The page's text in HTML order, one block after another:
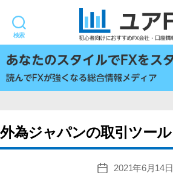
検索
ユ
ア
FX
外為ジャパンの取引ツール
投
2021年6月14日